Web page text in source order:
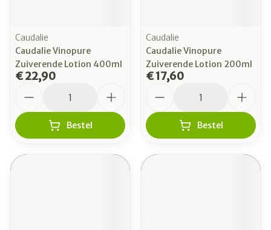
Caudalie
Caudalie Vinopure
Zuiverende Lotion 400ml
€ 22,90
Bestel
Caudalie
Caudalie Vinopure
Zuiverende Lotion 200ml
€ 17,60
Bestel